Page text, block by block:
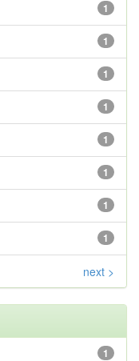
1
1
1
1
1
1
1
1
next >
1